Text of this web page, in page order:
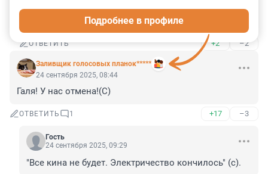
Чо , илита в невской дубровке к 9.00. в на работу не
ОТВЕТИТЬ +2 –2
Заливщик голосовых планок*****
Подробнее в профиле
24 сентября 2025, 08:44
Галя! У нас отмена!(С)
ОТВЕТИТЬ 1 +17 –3
Гость
24 сентября 2025, 09:29
"Все кина не будет. Электричество кончилось" (с).